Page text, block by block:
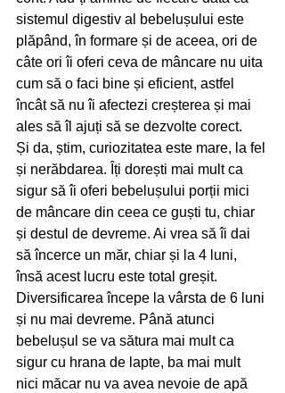
sistemul digestiv al bebelușului este
plăpând, în formare și de aceea, ori de
câte ori îi oferi ceva de mâncare nu uita
cum să o faci bine și eficient, astfel
încât să nu îi afectezi creșterea și mai
ales să îl ajuți să se dezvolte corect.
Și da, știm, curiozitatea este mare, la fel
și nerăbdarea. Îți dorești mai mult ca
sigur să îi oferi bebelușului porții mici
de mâncare din ceea ce guști tu, chiar
și destul de devreme. Ai vrea să îi dai
să încerce un măr, chiar și la 4 luni,
însă acest lucru este total greșit.
Diversificarea începe la vârsta de 6 luni
și nu mai devreme. Până atunci
bebelușul se va sătura mai mult ca
sigur cu hrana de lapte, ba mai mult
nici măcar nu va avea nevoie de apă